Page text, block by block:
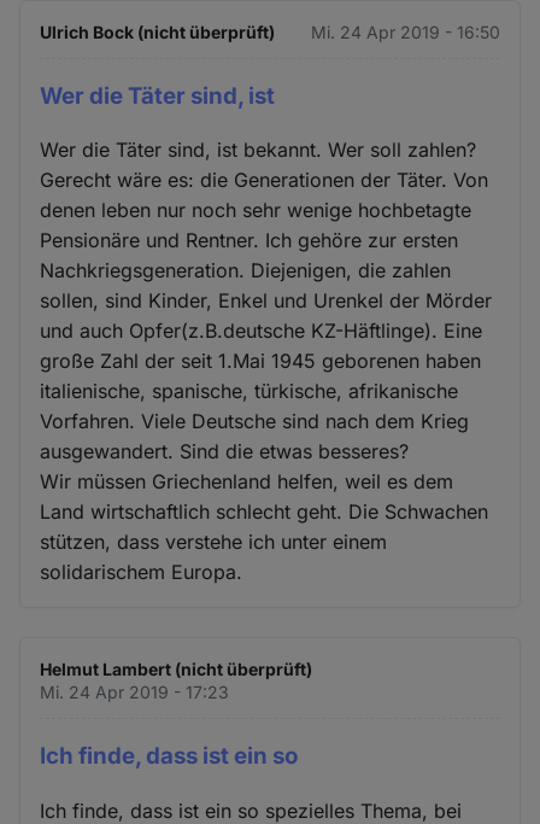
Ulrich Bock (nicht überprüft) Mi. 24 Apr 2019 - 16:50
Wer die Täter sind, ist
Wer die Täter sind, ist bekannt. Wer soll zahlen?
Gerecht wäre es: die Generationen der Täter. Von
denen leben nur noch sehr wenige hochbetagte
Pensionäre und Rentner. Ich gehöre zur ersten
Nachkriegsgeneration. Diejenigen, die zahlen
sollen, sind Kinder, Enkel und Urenkel der Mörder
und auch Opfer(z.B.deutsche KZ-Häftlinge). Eine
große Zahl der seit 1.Mai 1945 geborenen haben
italienische, spanische, türkische, afrikanische
Vorfahren. Viele Deutsche sind nach dem Krieg
ausgewandert. Sind die etwas besseres?
Wir müssen Griechenland helfen, weil es dem
Land wirtschaftlich schlecht geht. Die Schwachen
stützen, dass verstehe ich unter einem
solidarischem Europa.
Helmut Lambert (nicht überprüft)
Mi. 24 Apr 2019 - 17:23
Ich finde, dass ist ein so
Ich finde, dass ist ein so spezielles Thema, bei